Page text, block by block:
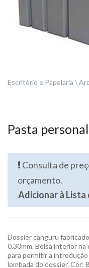
Escritório e Papelaria
Pasta
Consulta de
orçamento.
Adicionar à Lista
Dossier canguru
0,30mm. Bolsa interior
para permitir a introdução
lombada do dossier. Cor: